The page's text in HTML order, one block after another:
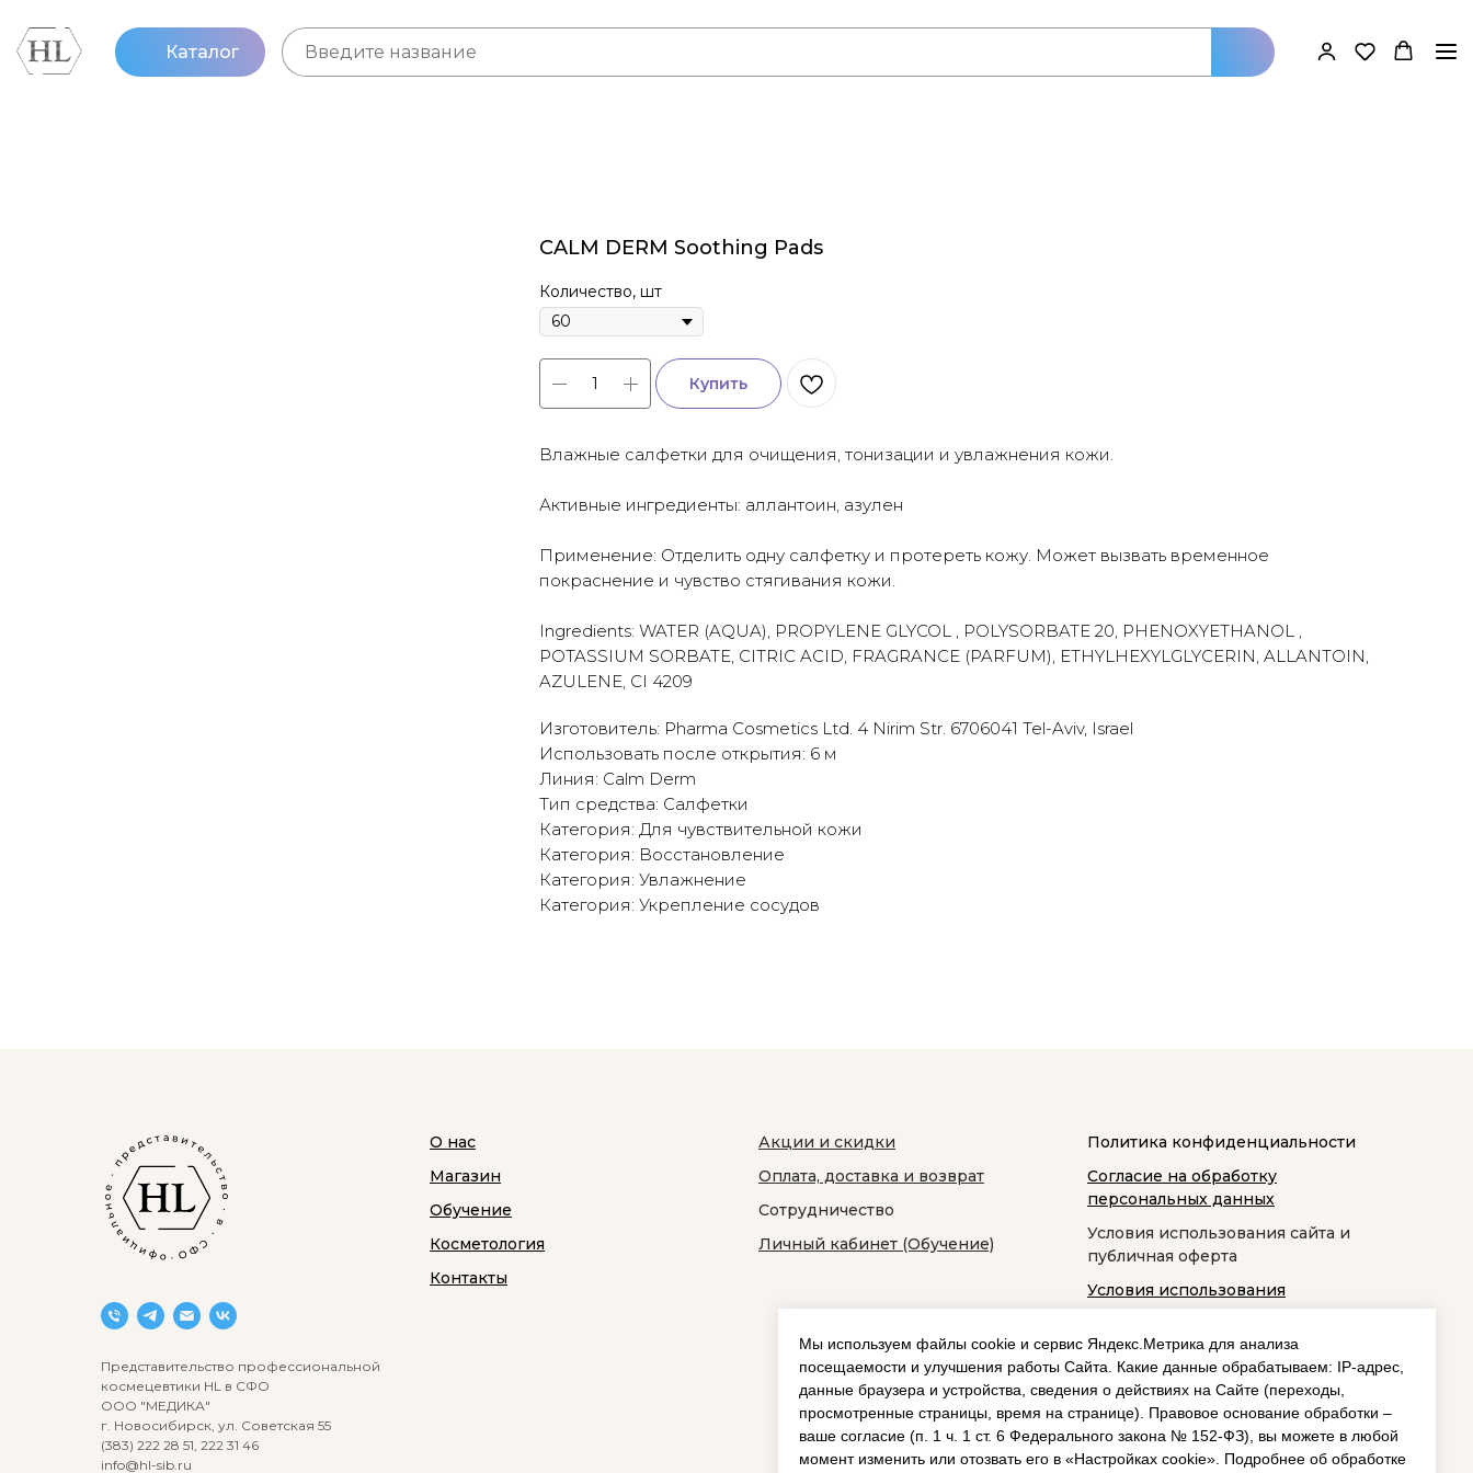
Мы используем файлы cookie и сервис Яндекс.Метрика для анализа
посещаемости и улучшения работы Сайта. Какие данные обрабатываем: IP‑адрес,
данные браузера и устройства, сведения о действиях на Сайте (переходы,
просмотренные страницы, время на странице). Правовое основание обработки –
ваше согласие (п. 1 ч. 1 ст. 6 Федерального закона № 152‑ФЗ), вы можете в любой
момент изменить или отозвать его в «Настройках cookie». Подробнее об обработке
Каталог
CALM DERM Soothing Pads
Количество, шт
Купить
Влажные салфетки для очищения, тонизации и увлажнения кожи.
Активные ингредиенты: аллантоин, азулен
Применение: Отделить одну салфетку и протереть кожу. Может вызвать временное
покраснение и чувство стягивания кожи.
Ingredients: WATER (AQUA), PROPYLENE GLYCOL , POLYSORBATE 20, PHENOXYETHANOL ,
POTASSIUM SORBATE, CITRIC ACID, FRAGRANCE (PARFUM), ETHYLHEXYLGLYCERIN, ALLANTOIN,
AZULENE, CI 4209
Изготовитель: Pharma Cosmetics Ltd. 4 Nirim Str. 6706041 Tel-Aviv, Israel
Использовать после открытия: 6 м
Линия: Calm Derm
Тип средства: Салфетки
Категория: Для чувствительной кожи
Категория: Восстановление
Категория: Увлажнение
Категория: Укрепление сосудов
Представительство профессиональной
космецевтики HL в СФО
ООО "МЕДИКА"
г. Новосибирск, ул. Советская 55
(383) 222 28 51, 222 31 46
info@hl-sib.ru
О нас
Магазин
Обучение
Косметология
Контакты
Акции и скидки
Оплата, доставка и возврат
Сотрудничество
Личный кабинет (Обучение)
Политика конфиденциальности
Согласие на обработку
персональных данных
Условия использования сайта и
публичная оферта
Условия использования
космецевтики